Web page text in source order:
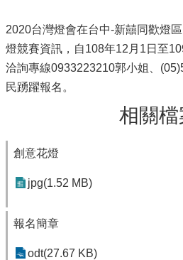
2020台灣燈會在台中-新囍同歡燈
燈競賽資訊，自108年12月1日至
洽詢專線0933223210郭小姐、
民踴躍報名。
相關檔
創意花燈
jpg(1.52 MB)
報名簡章
odt(27.67 KB)